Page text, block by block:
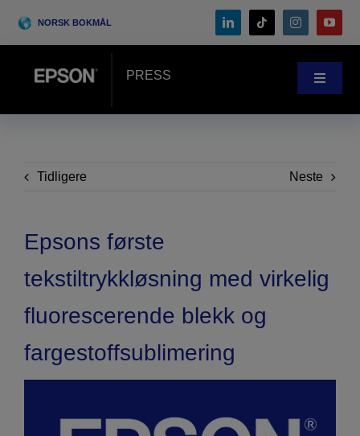
NORSK BOKMÅL
PRESS
Toggle
Case-Studie
Arrangementer
Search
for:
Tidligere Neste
Epsons første
tekstiltrykkløsning med virkelig
fluorescerende blekk og
fargestoffsublimering